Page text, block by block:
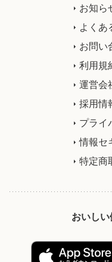
お知ら
よくあ
お問い
利用規
運営会
採用情
プライ
情報セ
特定商
おいし